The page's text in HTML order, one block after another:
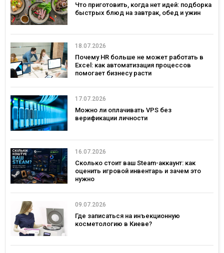
Что приготовить, когда нет идей: подборка
быстрых блюд на завтрак, обед и ужин
18.07.2026
Почему HR больше не может работать в
Excel: как автоматизация процессов
помогает бизнесу расти
17.07.2026
Можно ли оплачивать VPS без
верификации личности
16.07.2026
Сколько стоит ваш Steam-аккаунт: как
оценить игровой инвентарь и зачем это
нужно
09.07.2026
Где записаться на инъекционную
косметологию в Киеве?